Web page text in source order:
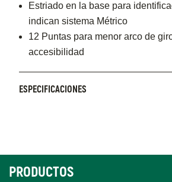
Estriado en la base para
indican sistema Métrico
12 Puntas para menor arco de
accesibilidad
ESPECIFICACIONES
PRODUCTOS